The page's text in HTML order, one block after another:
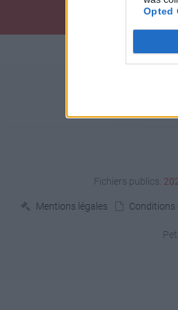
Opted
Fichiers publics:
Mentions légales